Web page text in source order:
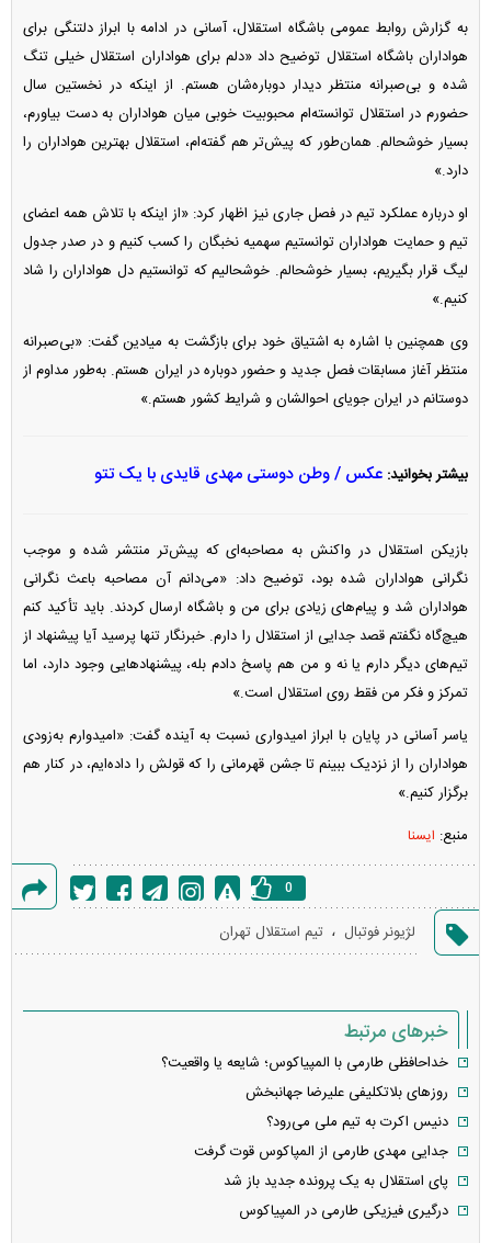
به گزارش روابط عمومی باشگاه استقلال، آسانی در ادامه با ابراز دلتنگی برای
هواداران باشگاه استقلال توضیح داد «دلم برای هواداران استقلال خیلی تنگ
شده و بی‌صبرانه منتظر دیدار دوباره‌شان هستم. از اینکه در نخستین سال
حضورم در استقلال توانسته‌ام محبوبیت خوبی میان هواداران به دست بیاورم،
بسیار خوشحالم. همان‌طور که پیش‌تر هم گفته‌ام، استقلال بهترین هواداران را
دارد.»
او درباره عملکرد تیم در فصل جاری نیز اظهار کرد: «از اینکه با تلاش همه اعضای
تیم و حمایت هواداران توانستیم سهمیه نخبگان را کسب کنیم و در صدر جدول
لیگ قرار بگیریم، بسیار خوشحالم. خوشحالیم که توانستیم دل هواداران را شاد
کنیم.»
وی همچنین با اشاره به اشتیاق خود برای بازگشت به میادین گفت: «بی‌صبرانه
منتظر آغاز مسابقات فصل جدید و حضور دوباره در ایران هستم. به‌طور مداوم از
دوستانم در ایران جویای احوالشان و شرایط کشور هستم.»
بیشتر بخوانید: عکس / وطن دوستی مهدی قایدی با یک تتو
بازیکن استقلال در واکنش به مصاحبه‌ای که پیش‌تر منتشر شده و موجب
نگرانی هواداران شده بود، توضیح داد: «می‌دانم آن مصاحبه باعث نگرانی
هواداران شد و پیام‌های زیادی برای من و باشگاه ارسال کردند. باید تأکید کنم
هیچ‌گاه نگفتم قصد جدایی از استقلال را دارم. خبرنگار تنها پرسید آیا پیشنهاد از
تیم‌های دیگر دارم یا نه و من هم پاسخ دادم بله، پیشنهاد‌هایی وجود دارد، اما
تمرکز و فکر من فقط روی استقلال است.»
یاسر آسانی در پایان با ابراز امیدواری نسبت به آینده گفت: «امیدوارم به‌زودی
هواداران را از نزدیک ببینم تا جشن قهرمانی را که قولش را داده‌ایم، در کنار هم
برگزار کنیم.»
منبع: ایسنا
گزارش
خطا
0
لژیونر فوتبال ، تیم استقلال تهران
خبرهای مرتبط
خداحافظی طارمی با المپیاکوس؛ شایعه یا واقعیت؟
روزهای بلاتکلیفی علیرضا جهانبخش
دنیس اکرت به تیم ملی می‌رود؟
جدایی مهدی طارمی از المپاکوس قوت گرفت
پای استقلال به یک پرونده جدید باز شد
درگیری فیزیکی طارمی در المپیاکوس